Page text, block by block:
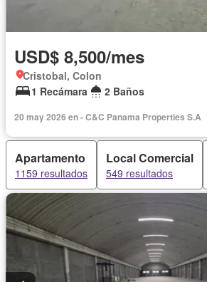
USD$ 8,500/mes
Cristobal, Colon
1 Recámara
2 Baños
20 may 2026 en - C&C Panama Properties S.A
Apartamento
1159 resultados
Local Comercial
549 resultados